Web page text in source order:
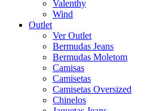
Valenthy
Wind
Outlet
Ver Outlet
Bermudas Jeans
Bermudas Moletom
Camisas
Camisetas
Camisetas Oversized
Chinelos